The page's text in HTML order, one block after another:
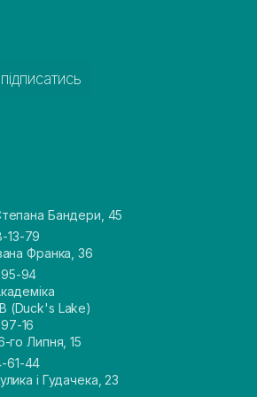
підписатись
Бандери, 45
13-79
Франка, 36
95-94
(Duck's Lake)
16
го Липня, 15
61-44
і Гудачека, 23